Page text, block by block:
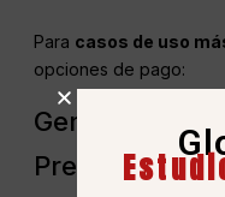
Para casos de uso
opciones de pago:
Gemini
Premium)